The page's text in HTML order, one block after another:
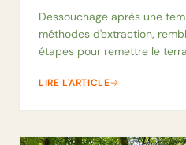
Dessouchage après une
méthodes d'extraction,
étapes pour remettre le
LIRE L'ARTICLE